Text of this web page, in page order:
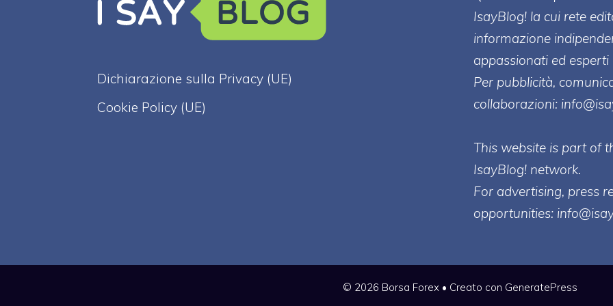
Dichiarazione sulla Privacy (UE)
Cookie Policy (UE)
IsayBlog! la cui rete
informazione
appassionati ed esperti
Per pubblicità,
collaborazioni:
This website is part of
IsayBlog! network.
For advertising, press
opportunities:
© 2026 Borsa Forex• Creato con GeneratePress